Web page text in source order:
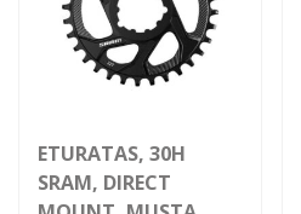
ETURATAS, 30H
SRAM, DIRECT